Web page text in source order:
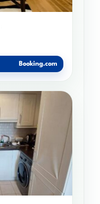
Booking.com